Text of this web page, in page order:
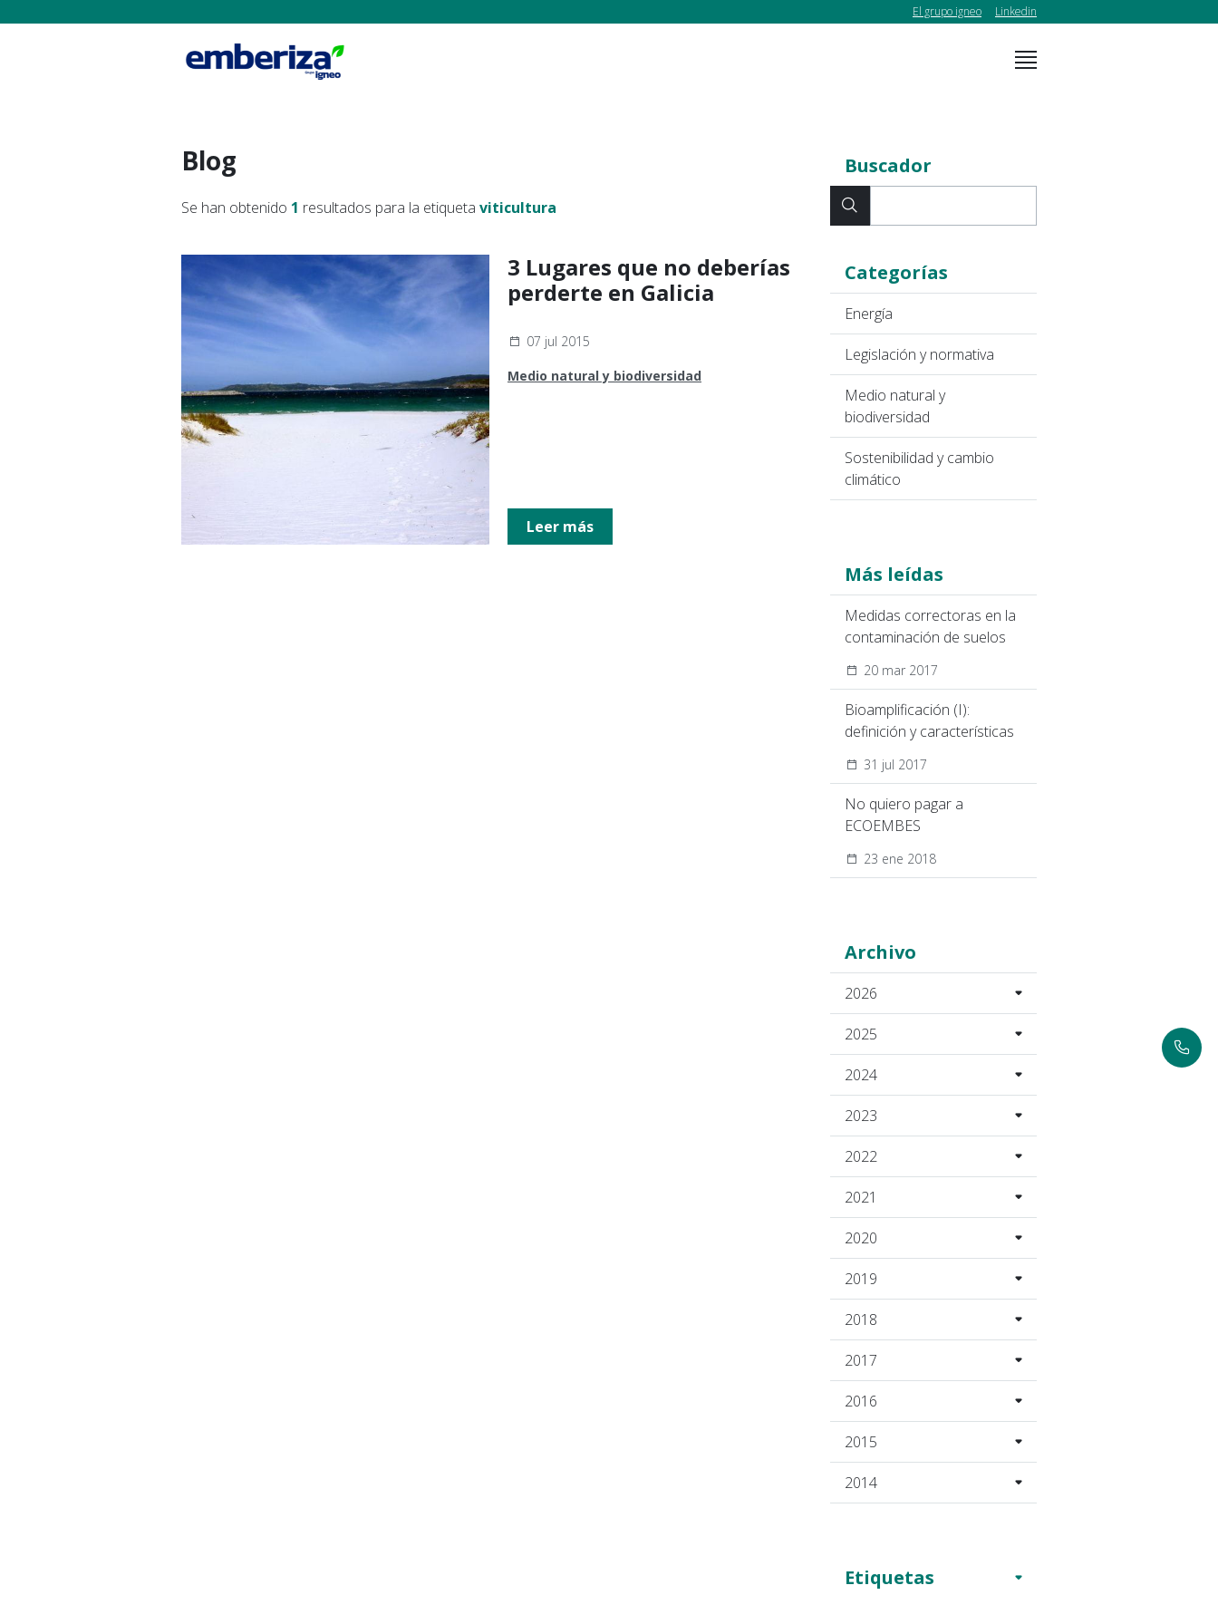
El grupo igneo Linkedin
Buscador
Categorías
Energía
Legislación y normativa
Medio natural y
biodiversidad
Sostenibilidad y cambio
climático
Más leídas
Medidas correctoras en la
contaminación de suelos
20 mar 2017
Bioamplificación (I):
definición y características
31 jul 2017
No quiero pagar a
ECOEMBES
23 ene 2018
Archivo
2026
2025
2024
2023
2022
2021
2020
2019
2018
2017
2016
2015
2014
Etiquetas
Blog
Se han obtenido 1 resultados para la etiqueta viticultura
3 Lugares que no deberías
perderte en Galicia
07 jul 2015
Medio natural y biodiversidad
Leer más